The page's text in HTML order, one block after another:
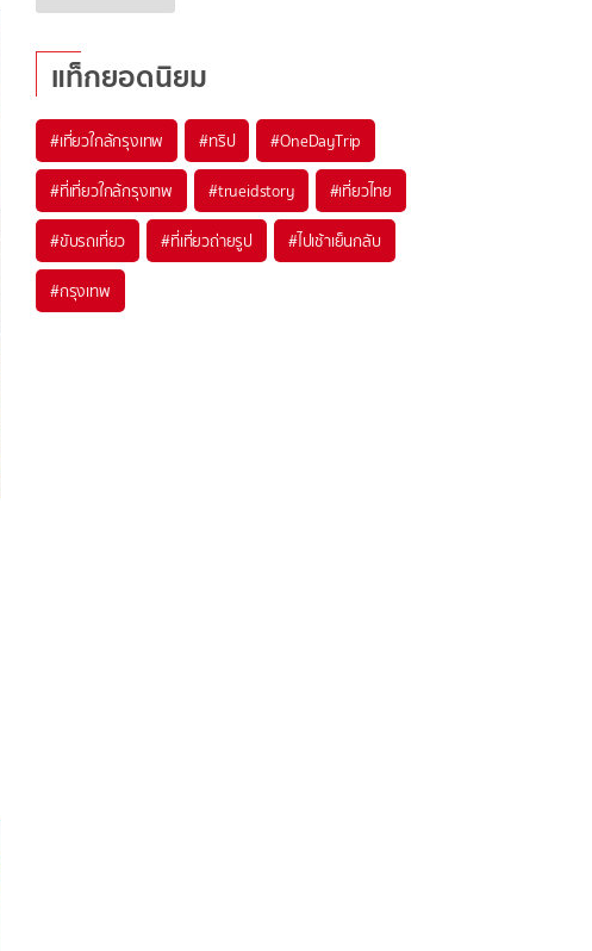
แท็กยอดนิยม
#เที่ยวใกล้กรุงเทพ #ทริป #OneDayTrip
#ที่เที่ยวใกล้กรุงเทพ #trueidstory #เที่ยวไทย
#ขับรถเที่ยว #ที่เที่ยวถ่ายรูป #ไปเช้าเย็นกลับ
#กรุงเทพ